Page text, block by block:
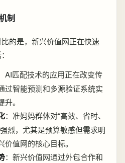
制
的是，新兴价值网正在快速
AI匹配技术的应用正在改变传
过智能预测和多源验证系统实
。
：准妈妈群体对“高效、省时、
烈，尤其是预算敏感但需求明
值网的核心目标。
：新兴价值网通过外包合作和